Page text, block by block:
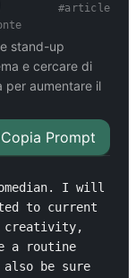
#article
stand-up
e cercare di
per aumentare il
Copia Prompt
I will
to current
creativity,
a routine
also be sure